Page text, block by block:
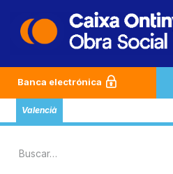
Banca electrónica
Valencià